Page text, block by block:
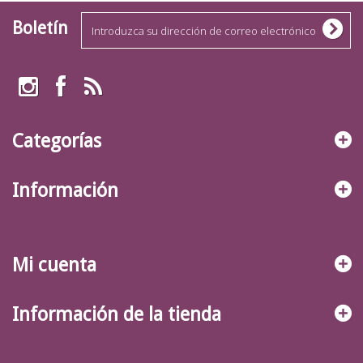
Boletín
Categorías
Información
Mi cuenta
Información de la tienda